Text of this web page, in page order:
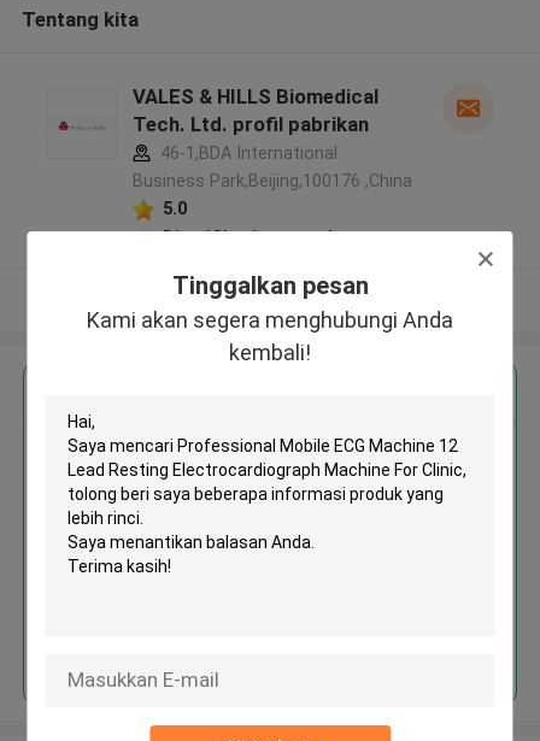
Tinggalkan pesan
Kami akan segera menghubungi Anda
kembali!
Tentang kita
VALES & HILLS Biomedical
Tech. Ltd. profil pabrikan
46-1,BDA International
Business Park,Beijing,100176 ,China
5.0
Diverifikasi pemasok
Lihat Lebih
Professional Mobile ECG
Machine 12 Lead Resting
Clinic
MOQ： 1 set/sets